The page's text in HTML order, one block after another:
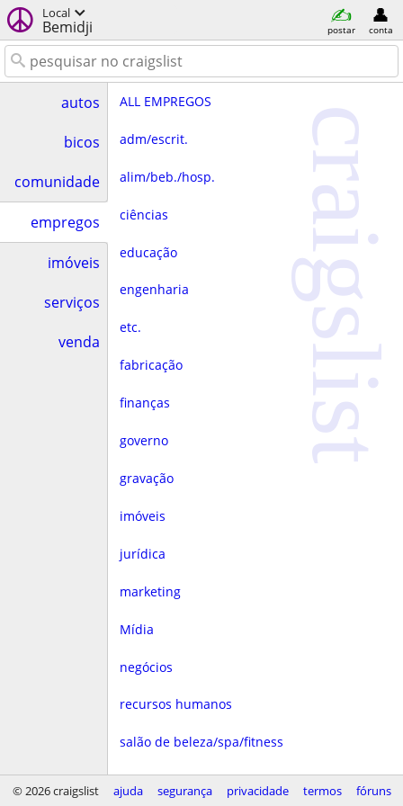
Local
Bemidji postar conta
autos
bicos
comunidade
empregos
imóveis
serviços
venda
ALL EMPREGOS
adm/escrit.
alim/beb./hosp.
ciências
educação
engenharia
etc.
fabricação
finanças
governo
gravação
imóveis
jurídica
marketing
Mídia
negócios
recursos humanos
salão de beleza/spa/fitness
saúde
craigslist
© 2026 craigslist ajuda segurança privacidade termos fóruns